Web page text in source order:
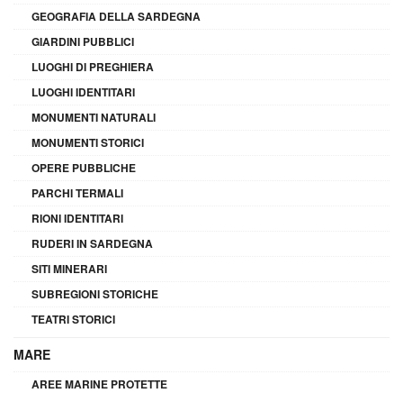
GEOGRAFIA DELLA SARDEGNA
GIARDINI PUBBLICI
LUOGHI DI PREGHIERA
LUOGHI IDENTITARI
MONUMENTI NATURALI
MONUMENTI STORICI
OPERE PUBBLICHE
PARCHI TERMALI
RIONI IDENTITARI
RUDERI IN SARDEGNA
SITI MINERARI
SUBREGIONI STORICHE
TEATRI STORICI
MARE
AREE MARINE PROTETTE